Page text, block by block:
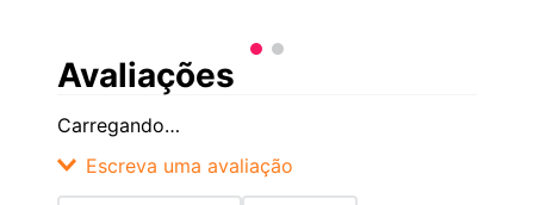
Avaliações
Carregando…
Escreva uma avaliação